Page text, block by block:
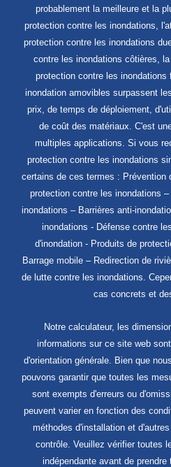
probablement la meilleure et la
protection contre les inondations,
protection contre les inondations
contre les inondations côtières,
protection contre les
inondation amovibles surpassent
prix, de temps de déploiement,
de coût des matériaux. C'est
multiples applications. Si vous
protection contre les inondations
certains de ces termes : Prévention
protection contre les inondations
inondations – Barrières anti-
inondations - Défense contre
d'inondation - Produits de
Barrage mobile – Redirection de
de lutte contre les inondations.
cas concrets et
Notre calculateur, les
informations sur ce site web
d'orientation générale. Bien que
pouvons garantir que toutes les
sont exempts d'erreurs ou
peuvent varier en fonction des
méthodes d'installation et
contrôle. Veuillez vérifier toutes
indépendante avant de